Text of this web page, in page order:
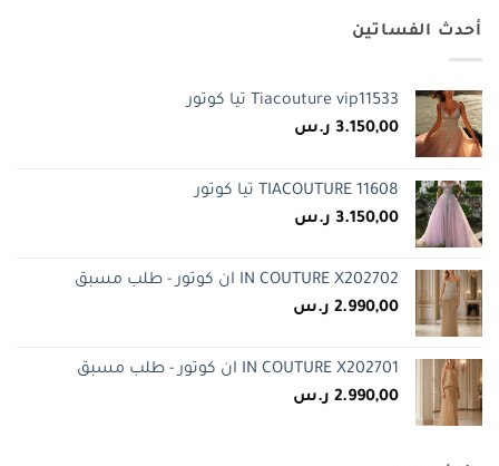
أحدث الفساتين
Tiacouture vip11533 تيا كوتور
3.150,00 ر.س
TIACOUTURE 11608 تيا كوتور
3.150,00 ر.س
IN COUTURE X202702 ان كوتور - طلب مسبق
2.990,00 ر.س
IN COUTURE X202701 ان كوتور - طلب مسبق
2.990,00 ر.س